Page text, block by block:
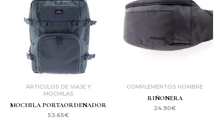
ARTICULOS DE VIAJE Y
MOCHILAS
MOCHILA PORTAORDENADOR
53.65€
COMPLEMENTOS HOMBRE
RIÑONERA
24.90€